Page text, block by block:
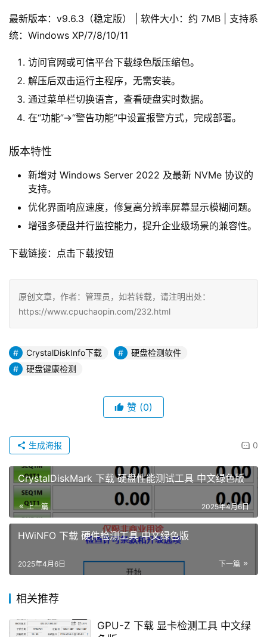
最新版本：v9.6.3（稳定版） | 软件大小：约 7MB | 支持系
统：Windows XP/7/8/10/11
访问官网或可信平台下载绿色版压缩包。
解压后双击运行主程序，无需安装。
通过菜单栏切换语言，查看硬盘实时数据。
在“功能”→“警告功能”中设置报警方式，完成部署。
版本特性
新增对 Windows Server 2022 及最新 NVMe 协议的
支持。
优化界面响应速度，修复高分辨率屏幕显示模糊问题。
增强多硬盘并行监控能力，提升企业级场景的兼容性。
下载链接：点击下载按钮
原创文章，作者：管理员，如若转载，请注明出处：
https://www.cpuchaopin.com/232.html
CrystalDiskInfo下载
硬盘检测软件
硬盘键康检测
赞 (0)
0
生成海报
CrystalDiskMark 下载 硬盘性能测试工具 中文绿色版
上一篇 2025年4月6日
HWiNFO 下载 硬件检测工具 中文绿色版
下一篇
2025年4月6日
相关推荐
GPU-Z 下载 显卡检测工具 中文绿